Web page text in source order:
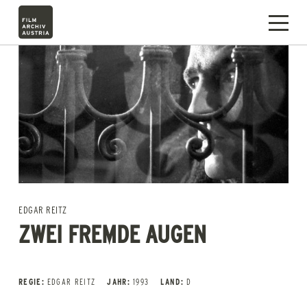
EDGAR REITZ
ZWEI FREMDE AUGEN
REGIE: EDGAR REITZ JAHR: 1993 LAND: D